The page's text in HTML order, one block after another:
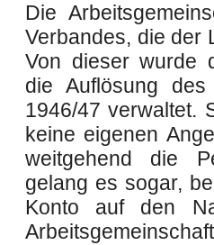
Die
Verbandes, die der
Von dieser wurde
die Auflösung
1946/47 verwaltet.
keine eigenen
weitgehend die
gelang es sogar,
Konto auf den